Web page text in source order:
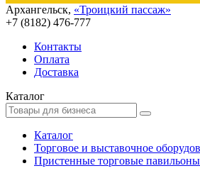
Архангельск, «Троицкий пассаж»
+7 (8182) 476-777
Контакты
Оплата
Доставка
Каталог
Каталог
Торговое и выставочное
Пристенные торговые